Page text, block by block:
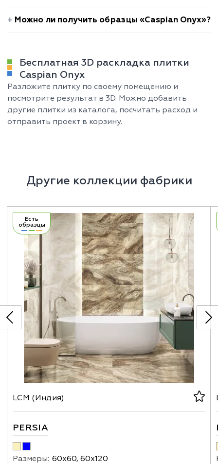
Можно ли получить образцы «Caspian Onyx»?
Бесплатная 3D раскладка плитки
Caspian Onyx
Разложите плитку по своему помещению и
посмотрите результат в 3D. Можно добавить
другие плитки из каталога, посчитать расход и
отправить проект в корзину.
Другие коллекции фабрики
Есть
образцы
LCM (Индия)
PERSIA
Размеры: 60х60, 60х120